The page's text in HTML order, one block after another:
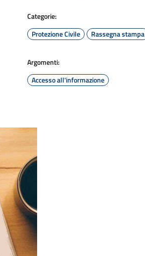
Categorie:
Protezione Civile
Rassegna stampa
Argomenti:
Accesso all'informazione